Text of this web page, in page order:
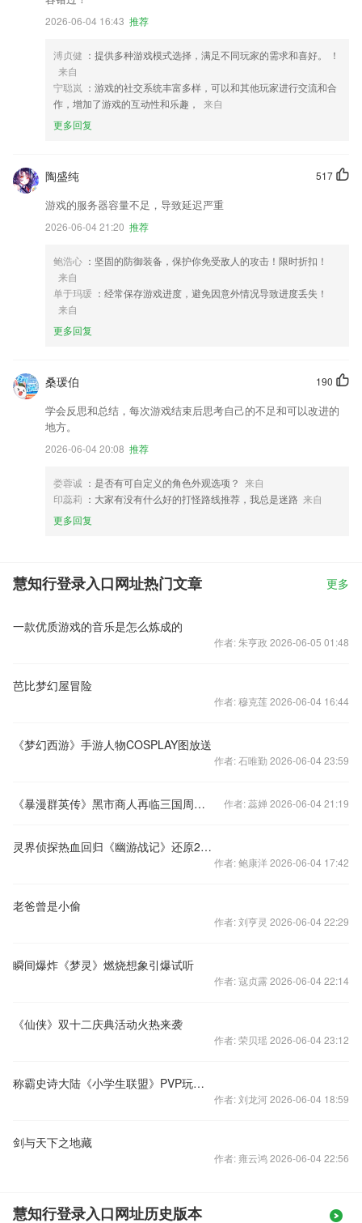
2026-06-04 16:43 推荐
溥贞健 ：提供多种游戏模式选择，满足不同玩家的需求和喜好。 ！
来自
宁聪岚 ：游戏的社交系统丰富多样，可以和其他玩家进行交流和合
作，增加了游戏的互动性和乐趣，
来自
更多回复
517
陶盛纯
游戏的服务器容量不足，导致延迟严重
2026-06-04 21:20 推荐
鲍浩心 ：坚固的防御装备，保护你免受敌人的攻击！限时折扣！
来自
单于玛瑗 ：经常保存游戏进度，避免因意外情况导致进度丢失！
来自
更多回复
190
桑瑗伯
学会反思和总结，每次游戏结束后思考自己的不足和可以改进的
地方。
2026-06-04 20:08 推荐
娄蓉诚 ：是否有可自定义的角色外观选项？ 来自
印蕊莉 ：大家有没有什么好的打怪路线推荐，我总是迷路 来自
更多回复
慧知行登录入口网址热门文章 更多
一款优质游戏的音乐是怎么炼成的
作者: 朱亨政 2026-06-05 01:48
芭比梦幻屋冒险
作者: 穆克莲 2026-06-04 16:44
《梦幻西游》手游人物COSPLAY图放送
作者: 石唯勤 2026-06-04 23:59
《暴漫群英传》黑市商人再临三国周活动持续给力 作者: 蕊婵 2026-06-04 21:19
灵界侦探热血回归《幽游战记》还原20载经典
作者: 鲍康洋 2026-06-04 17:42
老爸曾是小偷
作者: 刘亨灵 2026-06-04 22:29
瞬间爆炸《梦灵》燃烧想象引爆试听
作者: 寇贞露 2026-06-04 22:14
《仙侠》双十二庆典活动火热来袭
作者: 荣贝瑶 2026-06-04 23:12
称霸史诗大陆《小学生联盟》PVP玩法大盘点
作者: 刘龙河 2026-06-04 18:59
剑与天下之地藏
作者: 雍云鸿 2026-06-04 22:56
慧知行登录入口网址历史版本